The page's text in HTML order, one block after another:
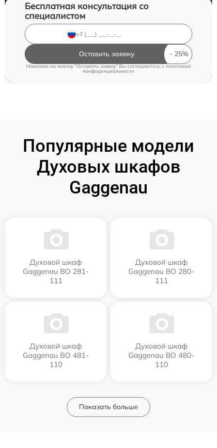
Бесплатная консультация со
специалистом
Оставить заявку
Нажимая на кнопку "Оставить заявку" Вы соглашаетесь c политикой
конфиденциальности
Популярные модели
Духовых шкафов
Gaggenau
Духовой шкаф
Gaggenau BO 281-
111
Духовой шкаф
Gaggenau BO 280-
111
Духовой шкаф
Gaggenau BO 481-
110
Духовой шкаф
Gaggenau BO 480-
110
Показать больше